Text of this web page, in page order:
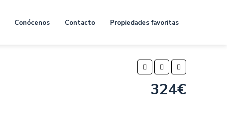
Conócenos Contacto Propiedades favoritas
324€